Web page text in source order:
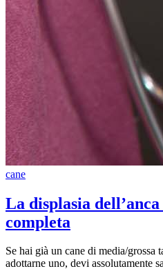
cane
La displasia
completa
Se hai già un cane di media/grossa
adottarne uno, devi assolutamente